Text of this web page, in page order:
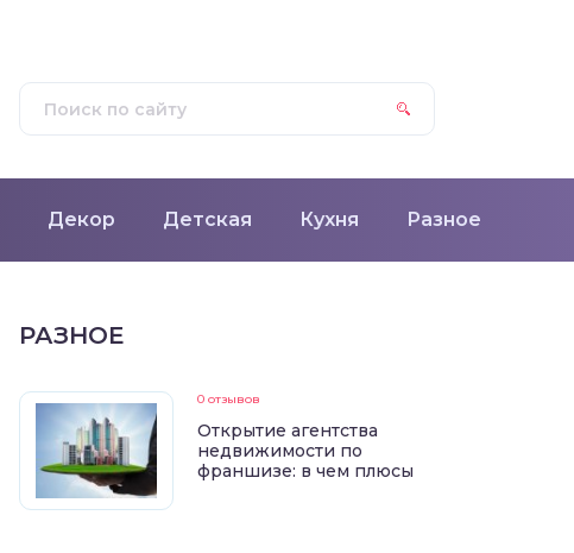
Декор Детская Кухня Разное
РАЗНОЕ
0 отзывов
Открытие агентства
недвижимости по
франшизе: в чем плюсы